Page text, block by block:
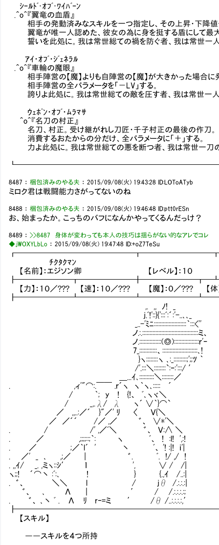
ｼｰﾙﾄﾞ･ｵﾌﾞ･ﾜｲﾊﾞｰﾝ
.＾o＾『翼竜の血盾』
相手の発動済みなスキルを一つ指定し、その上昇・下降値
翼竜が唯一人認めた、彼女の為に身を挺する盾にして最大
誓いを此処に。我は常世総ての禍を防ぐ者、我は常世一人
ｱｲ・ｵﾌﾞ・ｼﾞｪﾈﾗﾙ
.＾o＾『車輪の魔眼』
相手陣営の【魔】よりも自陣営の【魔】が大きかった場合に
相手陣営の全パラメータを「－LV」する。
誇りよ此処に。我は常世総ての敵を圧す者、我は常世一人
ｳｪﾎﾟﾝ・ｵﾌﾞ・ﾑﾗﾏｻ
＾o＾『名刀の村正』
名刀、村正。受け継がれし刀匠・千子村正の最後の作刀。
消費するおたからの分だけ、全パラメータに「＋」する。
力よ此処に。我は常世総ての悪を断つ者、我は常世一刀
8487 ：梱包済みのやる夫 ：2015/09/08(火) 19:43:28 ID:LOToATyb
ミロク君は戦闘能力さがってないのね
8488 ：梱包済みのやる夫 ：2015/09/08(火) 19:46:48 ID:ptt0rESn
お、始まったか。こっちのバフになんかやってくるんだっけ？
8489 ：>>8487 身体が変わっても本人の技巧は揺らがない的なアレでコレ
◆.jWOXYLbLo ：2015/09/08(火) 19:47:48 ID:+oZ7TeSu
ﾁｸﾀｸﾏﾝ
【名前】：エジソン卿 【レベル】：１０ 【アラ
【力】：１０／??? 【速】：１０／??? 【魔】：０／??? 【体
,. ,, ﾉ! _
j.ﾞ!'::}{':::ﾞ:´:'-..､､_
_..-'ﾐﾆ::::::::::::::::::::::｀:::<''
ノ.:.::::::::::::::::::::::::::::::::::::::ミ、
ノ.:::::::::::::::(◎):::::::::::::::::ｒ'ｰ
7_::::::::::::、::::::::::::::::::::::::､!
}ヽ::::::::ヽ ､:_:::::::::;';;ﾂ ｀
/'.:::＼::::::::`:ｰ:':::/ ′
＿...ｲ､::::::::::＼::::::::／
. ,ィ'"⌒:.￣￣ .ｒ´ヽ ヽ｀ヽ､:::::㍗´
/ ｀; y ! {!、 ﾞ､ヽヾ＼
/ _,.λ/ λ ヽ´ ∨｀}⌒`
／ ,,..:／´ }"／' ﾘ 〈 Ｖ{＼
／ ／´´ /／ ,／ ゛、 ∨*'＼
. / /' ,／ﾞ＼ ゛、 Ｖ:∧ ＼
. ／ ,;;;;::;｀: ヽ ﾞ、 ! :l! ',:!
. ／ ;／｀l´ ' 丶 ﾞ、 '! :|! ｉ'|
. ／' _ ､ ,;／ | ゛. ﾞ. !/ ,/ !
. ,,ｲ/ _. ,ミヽ::ｼ′ ｌ ', ∨ / /|
ヽ;;! ´⌒丶 :ﾞ:､ ! } {.,ｲ /..:|
. ゛、 ＼＼ l / jθ /.:.:.:|
゛、 ､ Λ ｜ ′ / /.:.:.:.:;
. ゛、 ､丶 ﾞ . Λ ﾘ r‐=ミ ′ /θ /..:.:.:.:,′
【スキル】
――スキルを４つ所持